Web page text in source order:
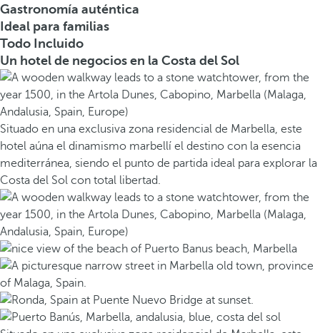
Gastronomía auténtica
Ideal para familias
Todo Incluido
Un hotel de negocios en la Costa del Sol
Situado en una exclusiva zona residencial de Marbella, este
hotel aúna el dinamismo marbellí el destino con la esencia
mediterránea, siendo el punto de partida ideal para explorar la
Costa del Sol con total libertad.